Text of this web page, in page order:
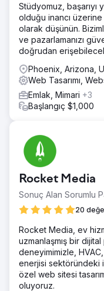
Stüdyomuz, başarıyı
olduğu inancı üzerine
olarak düşünün.
ve pazarlamanızı
doğrudan
Phoenix, Arizona,
Web Tasarımı,
Emlak, Mimari +3
Başlangıç $1,000
Rocket Media
Sonuç Alan Sorumlu
20
Rocket Media, ev
uzmanlaşmış bir dijital
deneyimimizle,
enerjisi sektöründeki
özel web sitesi
oluyoruz.